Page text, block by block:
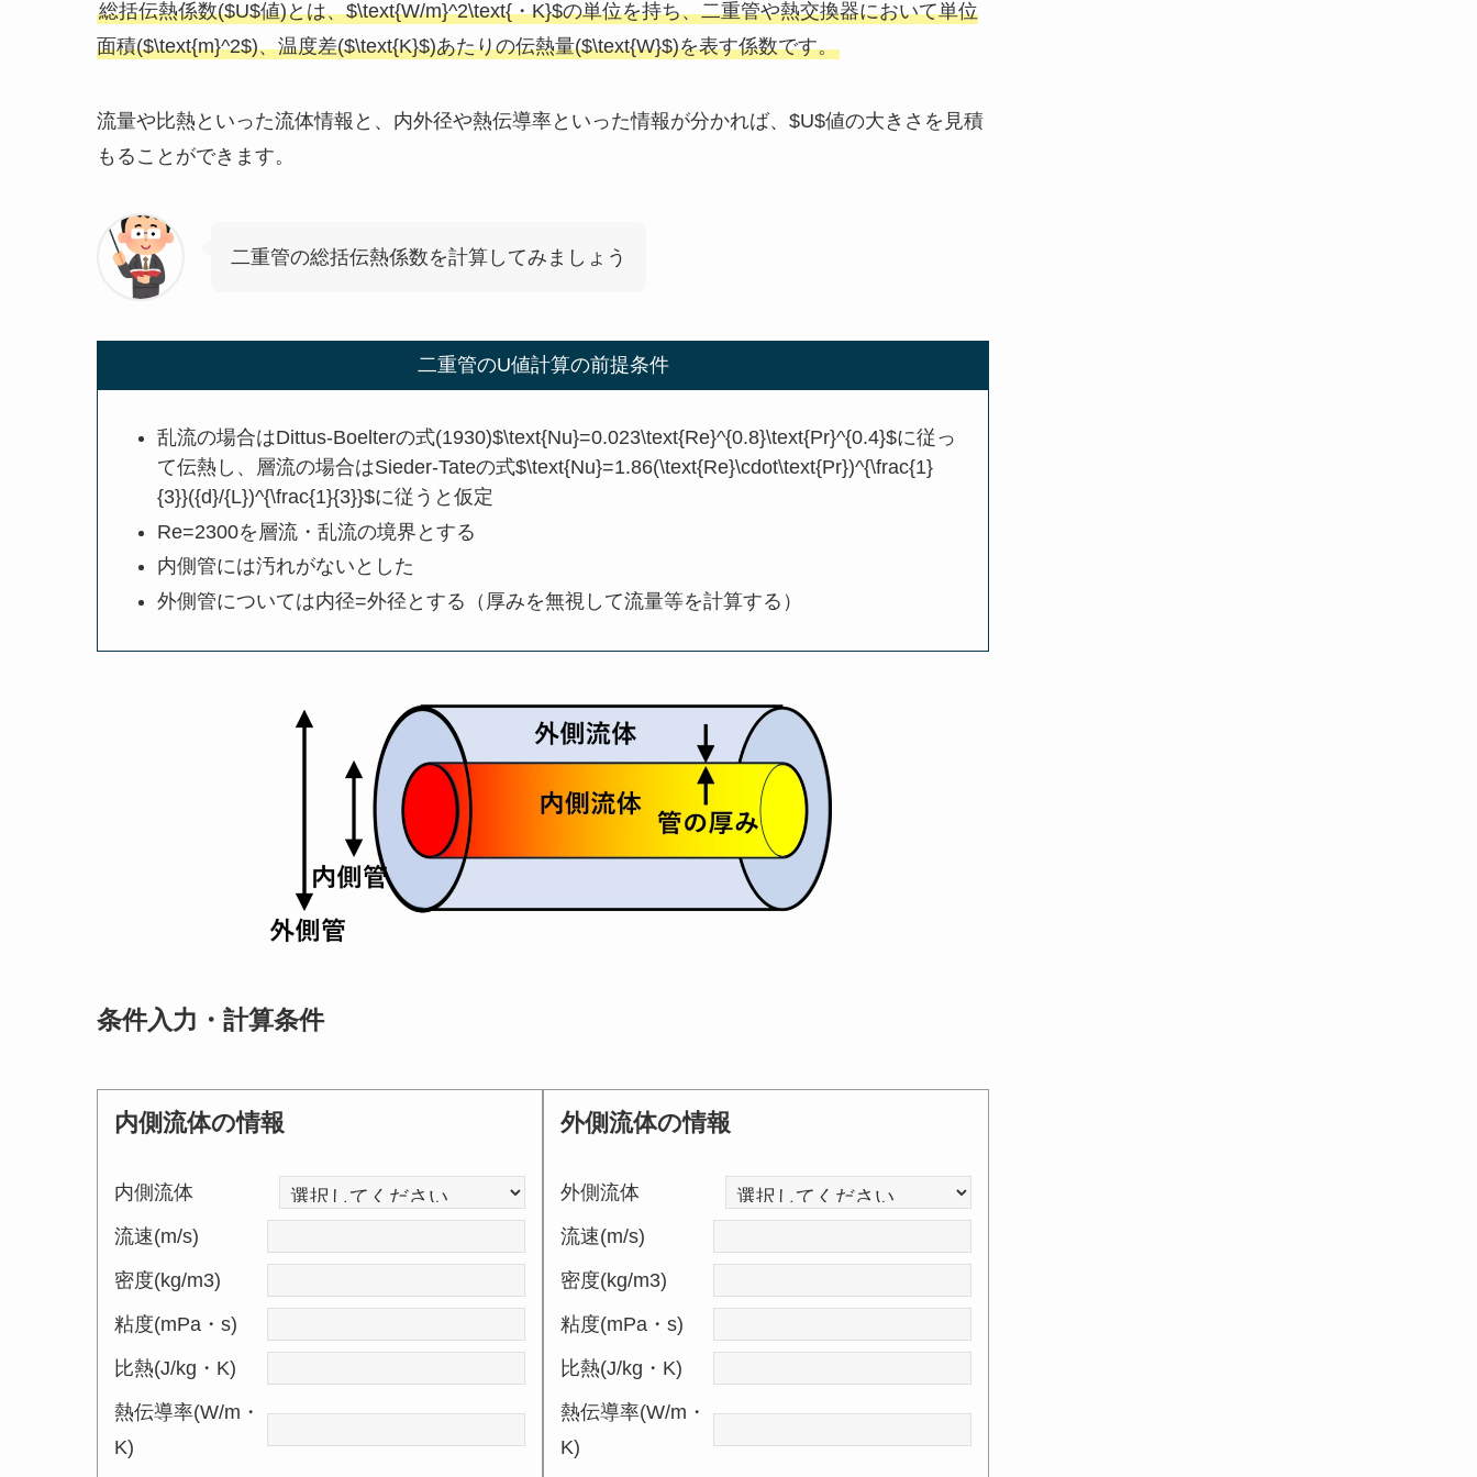
総括伝熱係数($U$値)とは、$\text{W/m}^2\text{・K}$の単位を持ち、二重管や熱交換器において単位
面積($\text{m}^2$)、温度差($\text{K}$)あたりの伝熱量($\text{W}$)を表す係数です。
流量や比熱といった流体情報と、内外径や熱伝導率といった情報が分かれば、$U$値の大きさを見積
もることができます。
二重管の総括伝熱係数を計算してみましょう
二重管のU値計算の前提条件
乱流の場合はDittus-Boelterの式(1930)$\text{Nu}=0.023\text{Re}^{0.8}\text{Pr}^{0.4}$に従っ
て伝熱し、層流の場合はSieder-Tateの式$\text{Nu}=1.86(\text{Re}\cdot\text{Pr})^{\frac{1}
{3}}({d}/{L})^{\frac{1}{3}}$に従うと仮定
Re=2300を層流・乱流の境界とする
内側管には汚れがないとした
外側管については内径=外径とする（厚みを無視して流量等を計算する）
条件入力・計算条件
内側流体の情報
内側流体
流速(m/s)
密度(kg/m3)
粘度(mPa・s)
比熱(J/kg・K)
熱伝導率(W/m・
K)
外側流体の情報
外側流体
流速(m/s)
密度(kg/m3)
粘度(mPa・s)
比熱(J/kg・K)
熱伝導率(W/m・
K)